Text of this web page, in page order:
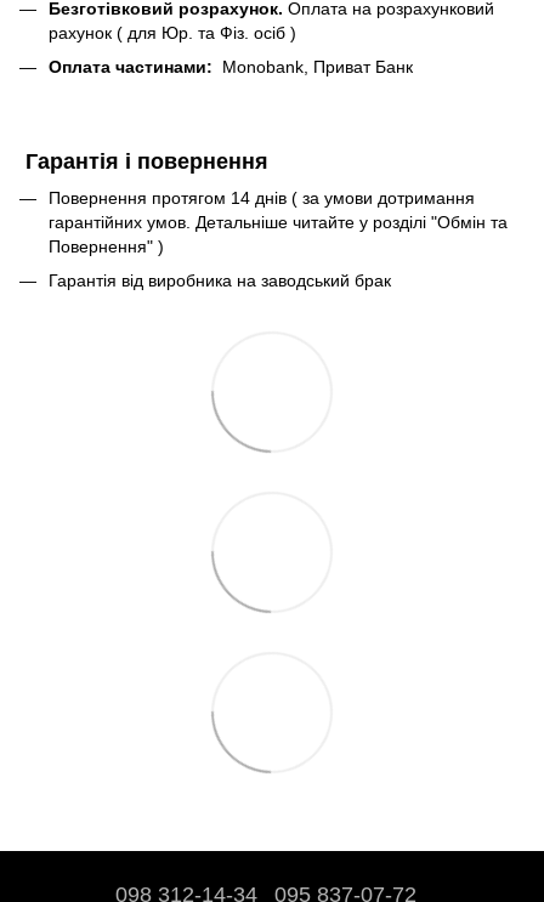
Безготівковий розрахунок. Оплата на розрахунковий
рахунок ( для Юр. та Фіз. осіб )
Оплата частинами: Monobank, Приват Банк
Гарантія і повернення
Повернення протягом 14 днів ( за умови дотримання
гарантійних умов. Детальніше читайте у розділі "Обмін та
Повернення" )
Гарантія від виробника на заводський брак
098 312-14-34 095 837-07-72